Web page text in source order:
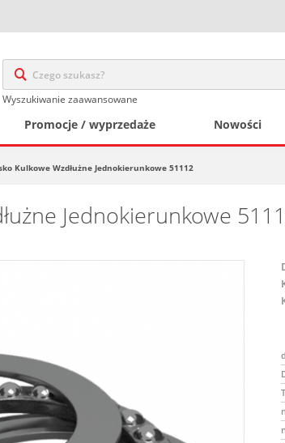
Wyszukiwanie zaawansowane
Promocje / wyprzedaże Nowości
Kulkowe Wzdłużne Jednokierunkowe 51112
Jednokierunkowe